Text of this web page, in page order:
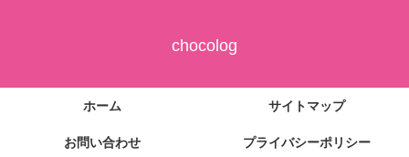
chocolog
ホーム サイトマップ
お問い合わせ プライバシーポリシー